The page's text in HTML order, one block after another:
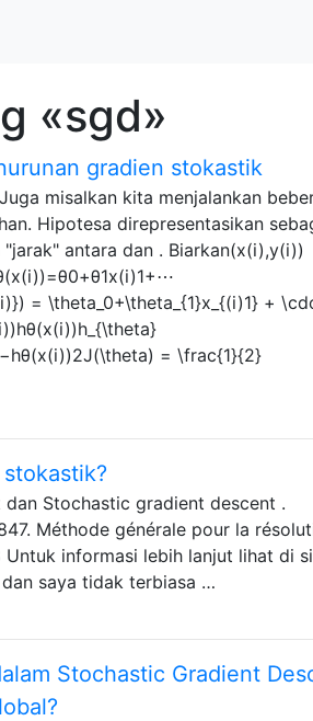
«sgd»
gradien stokastik
misalkan kita menjalankan
Hipotesa direpresentasikan
antara dan . Biarkan(x(i),y(i))
= \theta_0+\theta_{1}x_{(i)1} +
= \frac{1}{2}
dan Stochastic gradient descent .
Méthode générale pour la
informasi lebih lanjut lihat di
saya tidak terbiasa …
Stochastic Gradient